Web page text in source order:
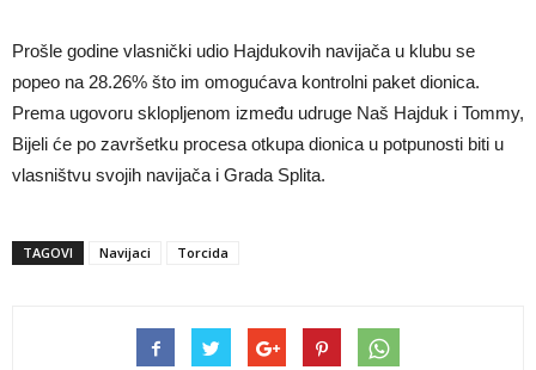
Prošle godine vlasnički udio Hajdukovih navijača u klubu se
popeo na 28.26% što im omogućava kontrolni paket dionica.
Prema ugovoru sklopljenom između udruge Naš Hajduk i Tommy,
Bijeli će po završetku procesa otkupa dionica u potpunosti biti u
vlasništvu svojih navijača i Grada Splita.
TAGOVI Navijaci Torcida